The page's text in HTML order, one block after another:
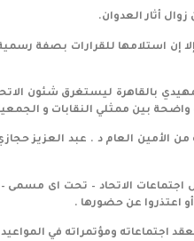
أثار العدوان.
من أن مصر حضرت اجتماع أبوظبى في نوفمبر
لاجتماع تمهيدي بالقاهرة
بين ممثلي النقابات و الجمعيات
من الأمين العام د . عبد العزيز
اجتماعات الاتحاد – تحت اى
اعتذروا عن حضورها .
اجتماعاته ومؤتمراته في